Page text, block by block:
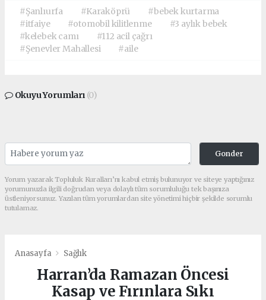
#Şanlıurfa #Karaköprü
#bebek kurtarma
#itfaiye
#otomobil kilitlenme
#3 aylık bebek
#kelebek camı
#112 acil çağrı
#Şenevler Mahallesi
#aile
Okuyu Yorumları (0)
Gonder
Yorum yazarak Topluluk Kuralları’nı kabul etmiş bulunuyor ve siteye yaptığınız
yorumunuzla ilgili doğrudan veya dolaylı tüm sorumluluğu tek başınıza
üstleniyorsunuz. Yazılan tüm yorumlardan site yönetimi hiçbir şekilde sorumlu
tutulamaz.
Anasayfa Sağlık
Harran’da Ramazan Öncesi
Kasap ve Fırınlara Sıkı